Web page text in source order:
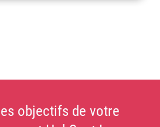
objectifs de votre